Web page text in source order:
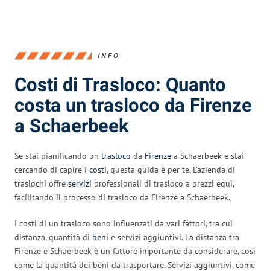
INFO
Costi di Trasloco: Quanto
costa un trasloco da Firenze
a Schaerbeek
Se stai pianificando un trasloco da Firenze a Schaerbeek e stai
cercando di capire i costi, questa guida è per te. L’azienda di
traslochi offre servizi professionali di trasloco a prezzi equi,
facilitando il processo di trasloco da Firenze a Schaerbeek.
I costi di un trasloco sono influenzati da vari fattori, tra cui
distanza, quantità di beni e servizi aggiuntivi. La distanza tra
Firenze e Schaerbeek è un fattore importante da considerare, così
come la quantità dei beni da trasportare. Servizi aggiuntivi, come